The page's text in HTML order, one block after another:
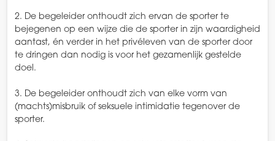
2. De begeleider onthoudt zich ervan de sporter te
bejegenen op een wijze die de sporter in zijn waardigheid
aantast, én verder in het privéleven van de sporter door
te dringen dan nodig is voor het gezamenlijk gestelde
doel.
3. De begeleider onthoudt zich van elke vorm van
(machts)misbruik of seksuele intimidatie tegenover de
sporter.